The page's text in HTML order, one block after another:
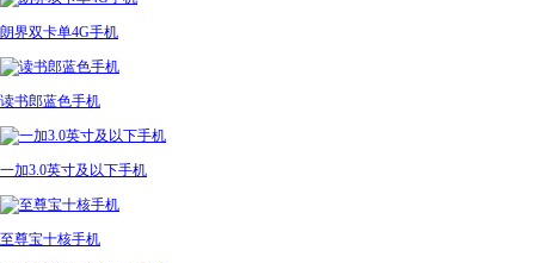
朗界双卡单4G手机
读书郎蓝色手机
一加3.0英寸及以下手机
至尊宝十核手机